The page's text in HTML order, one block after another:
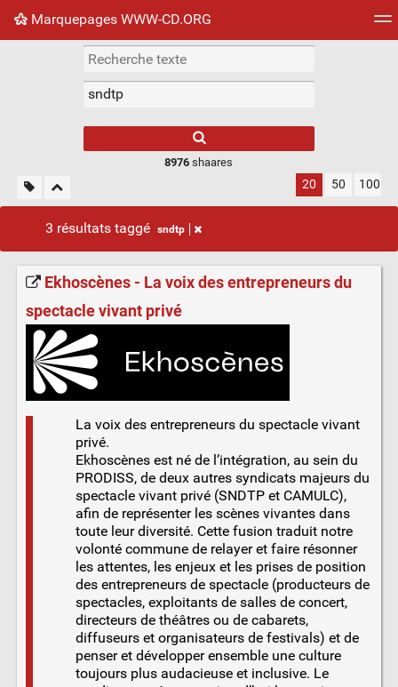
Marquepages WWW-CD.ORG
Nuage de tags Mur d'images
8976 shaares
20 50 100
3 résultats taggé sndtp
Ekhoscènes - La voix des entrepreneurs du
spectacle vivant privé
La voix des entrepreneurs du spectacle vivant
privé.
Ekhoscènes est né de l’intégration, au sein du
PRODISS, de deux autres syndicats majeurs du
spectacle vivant privé (SNDTP et CAMULC),
afin de représenter les scènes vivantes dans
toute leur diversité. Cette fusion traduit notre
volonté commune de relayer et faire résonner
les attentes, les enjeux et les prises de position
des entrepreneurs de spectacle (producteurs de
spectacles, exploitants de salles de concert,
directeurs de théâtres ou de cabarets,
diffuseurs et organisateurs de festivals) et de
penser et développer ensemble une culture
toujours plus audacieuse et inclusive. Le